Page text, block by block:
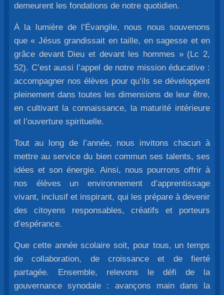
demeurent les fondations de notre quotidien.
À la lumière de l’Évangile, nous nous souvenons
que « Jésus grandissait en taille, en sagesse et en
grâce devant Dieu et devant les hommes » (Lc 2,
52). C’est aussi l’appel de notre mission éducative :
accompagner nos élèves pour qu’ils se développent
pleinement dans toutes les dimensions de leur être,
en cultivant la connaissance, la maturité intérieure
et l’ouverture spirituelle.
Tout au long de l’année, nous invitons chacun à
mettre au service du bien commun ses talents, ses
idées et son énergie. Ainsi, nous pourrons offrir à
nos élèves un environnement d’apprentissage
vivant, inclusif et inspirant, qui les prépare à devenir
des citoyens responsables, créatifs et porteurs
d’espérance.
Que cette année scolaire soit, pour tous, un temps
de collaboration, de croissance et de fierté
partagée. Ensemble, relevons le défi de la
gouvernance synodale : avançons main dans la